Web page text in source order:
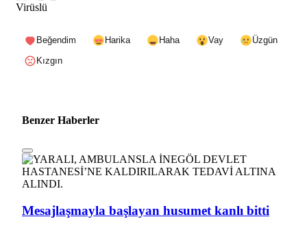
Virüslü
Beğendim Harika Haha Vay
Üzgün
Kızgın
Benzer Haberler
Mesajlaşmayla başlayan husumet kanlı bitti